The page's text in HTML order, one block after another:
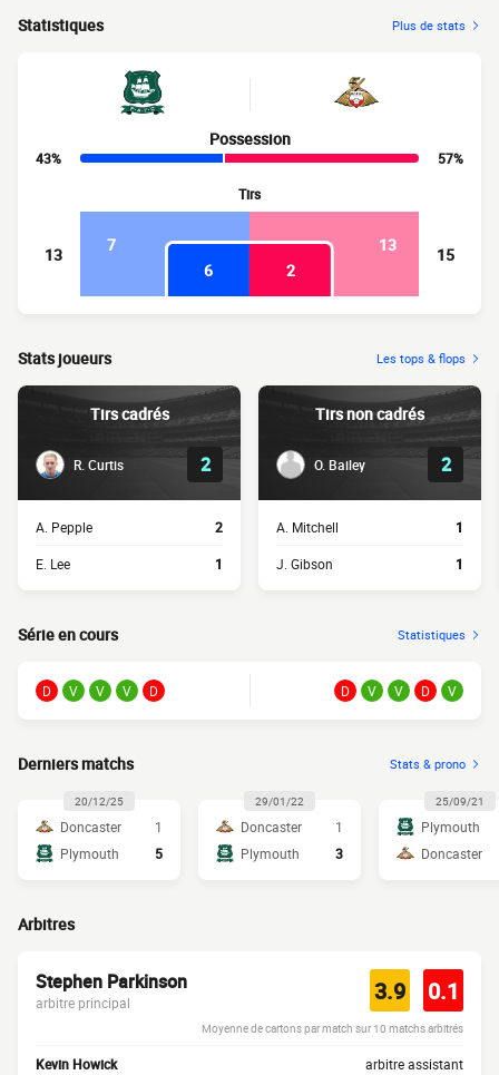
Statistiques Plus de stats
Possession
43%
57%
Tirs
13 7
13
6
2
15
Stats joueurs Les tops & flops
Tirs cadrés
R. Curtis 2
A. Pepple 2
E. Lee 1
Tirs non cadrés
O. Bailey 2
A. Mitchell 1
J. Gibson 1
Série en cours Statistiques
D V V V D D V V D V
Derniers matchs Stats & prono
20/12/25
Doncaster
1
Plymouth
5
29/01/22
Doncaster
1
Plymouth
3
25/09/21
Plymouth
Doncaster
Arbitres
Stephen Parkinson
arbitre principal 3.9 0.1
Moyenne de cartons par match sur 10 matchs arbitrés
Kevin Howick arbitre assistant